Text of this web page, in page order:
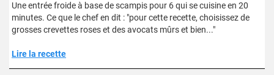
Une entrée froide à base de scampis pour 6 qui se cuisine en 20
minutes. Ce que le chef en dit : "pour cette recette, choisissez de
grosses crevettes roses et des avocats mûrs et bien..."
Lire la recette